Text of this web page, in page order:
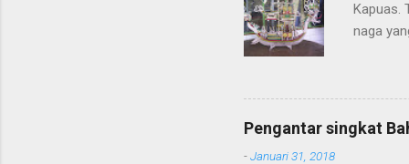
Kapuas.
naga
Pengantar singkat
-Januari 31, 2018